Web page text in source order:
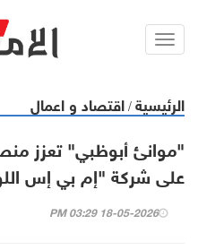
Toggl
الرئيسية / اقتصاد و اعمال
"موانئ أبوظبي" تعزز
على شركة "إم بي إس
18-05-2026 03:29 PM